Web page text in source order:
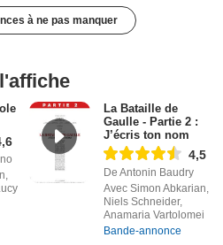
à ne pas manquer
La Bataille de
Gaulle - Partie 2 :
J’écris ton nom
4,5
De Antonin Baudry
Avec Simon Abkarian,
Niels Schneider,
Anamaria Vartolomei
Bande-annonce